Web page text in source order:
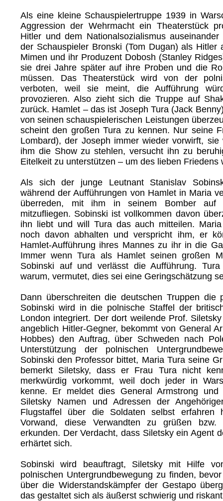
Als eine kleine Schauspielertruppe 1939 in
Aggression der Wehrmacht ein Theaterstück
Hitler und dem Nationalsozialismus
der Schauspieler Bronski (Tom Dugan) als Hitler
Mimen und ihr Produzent Dobosh (Stanley
sie drei Jahre später auf ihre Proben und die
müssen. Das Theaterstück wird von der
verboten, weil sie meint, die Aufführung
provozieren. Also zieht sich die Truppe auf
zurück. Hamlet – das ist Joseph Tura (Jack
von seinen schauspielerischen Leistungen
scheint den großen Tura zu kennen. Nur seine
Lombard), der Joseph immer wieder vorwirft, sie
ihm die Show zu stehlen, versucht ihn zu
Eitelkeit zu unterstützen – um des lieben Friedens
Als sich der junge Leutnant Stanislav
während der Aufführungen von Hamlet in Maria
überreden, mit ihm in seinem Bomber auf
mitzufliegen. Sobinski ist vollkommen davon
ihn liebt und will Tura das auch mitteilen.
noch davon abhalten und verspricht ihm, er
Hamlet-Aufführung ihres Mannes zu ihr in die
Immer wenn Tura als Hamlet seinen großen
Sobinski auf und verlässt die Aufführung.
warum, vermutet, dies sei eine Geringschätzung
Dann überschreiten die deutschen Truppen die
Sobinski wird in die polnische Staffel der
London integriert. Der dort weilende Prof.
angeblich Hitler-Gegner, bekommt von General
Hobbes) den Auftrag, über Schweden nach
Unterstützung der polnischen
Sobinski den Professor bittet, Maria Tura seine
bemerkt Siletsky, dass er Frau Tura nicht
merkwürdig vorkommt, weil doch jeder in
kenne. Er meldet dies General Armstrong
Siletsky Namen und Adressen der
Flugstaffel über die Soldaten selbst
Vorwand, diese Verwandten zu grüßen
erkunden. Der Verdacht, dass Siletsky ein Agent
erhärtet sich.
Sobinski wird beauftragt, Siletsky mit Hilfe
polnischen Untergrundbewegung zu finden,
über die Widerstandskämpfer der Gestapo
das gestaltet sich als äußerst schwierig und